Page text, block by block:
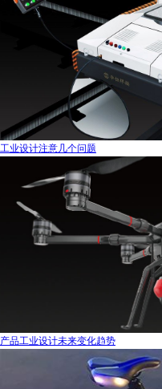
工业设计注意几个问题
产品工业设计未来变化趋势